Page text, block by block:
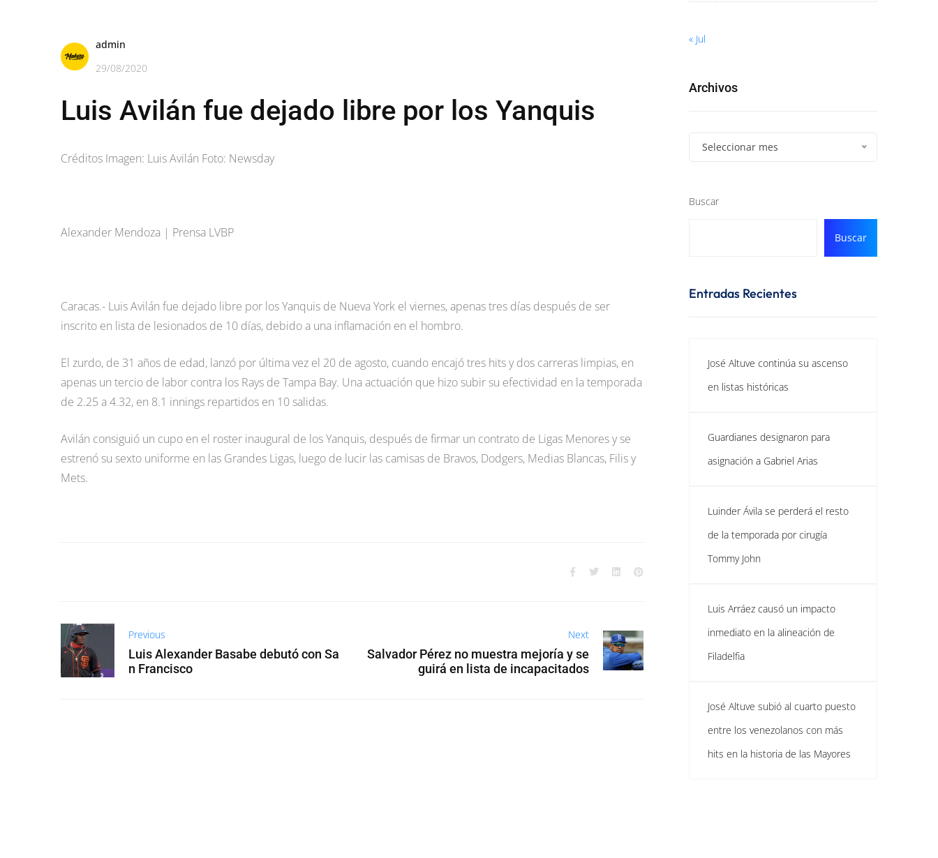
admin
29/08/2020
Luis Avilán fue dejado libre por los Yanquis
Créditos Imagen: Luis Avilán Foto: Newsday
Alexander Mendoza | Prensa LVBP
Caracas.- Luis Avilán fue dejado libre por los Yanquis de Nueva York el viernes, apenas tres días después de ser
inscrito en lista de lesionados de 10 días, debido a una inflamación en el hombro.
El zurdo, de 31 años de edad, lanzó por última vez el 20 de agosto, cuando encajó tres hits y dos carreras limpias, en
apenas un tercio de labor contra los Rays de Tampa Bay. Una actuación que hizo subir su efectividad en la temporada
de 2.25 a 4.32, en 8.1 innings repartidos en 10 salidas.
Avilán consiguió un cupo en el roster inaugural de los Yanquis, después de firmar un contrato de Ligas Menores y se
estrenó su sexto uniforme en las Grandes Ligas, luego de lucir las camisas de Bravos, Dodgers, Medias Blancas, Filis y
Mets.
Previous
Luis Alexander Basabe debutó con Sa
n Francisco
Next
Salvador Pérez no muestra mejoría y se
guirá en lista de incapacitados
« Jul
Archivos
Seleccionar mes
Buscar
Buscar
Entradas Recientes
José Altuve continúa su ascenso
en listas históricas
Guardianes designaron para
asignación a Gabriel Arias
Luinder Ávila se perderá el resto
de la temporada por cirugía
Tommy John
Luis Arráez causó un impacto
inmediato en la alineación de
Filadelfia
José Altuve subió al cuarto puesto
entre los venezolanos con más
hits en la historia de las Mayores